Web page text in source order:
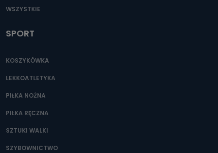
WSZYSTKIE
SPORT
KOSZYKÓWKA
LEKKOATLETYKA
PIŁKA NOŻNA
PIŁKA RĘCZNA
SZTUKI WALKI
SZYBOWNICTWO